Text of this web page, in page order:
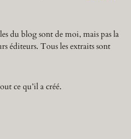
du blog sont de moi, mais pas la
éditeurs. Tous les extraits sont
ce qu’il a créé.